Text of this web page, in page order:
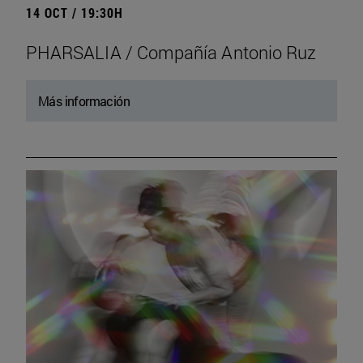
14 OCT / 19:30H
PHARSALIA / Compañía Antonio Ruz
Más información